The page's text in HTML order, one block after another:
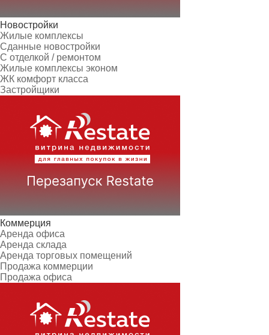
Новостройки
Жилые комплексы
Сданные новостройки
С отделкой / ремонтом
Жилые комплексы эконом
ЖК комфорт класса
Застройщики
Коммерция
Аренда офиса
Аренда склада
Аренда торговых помещений
Продажа коммерции
Продажа офиса